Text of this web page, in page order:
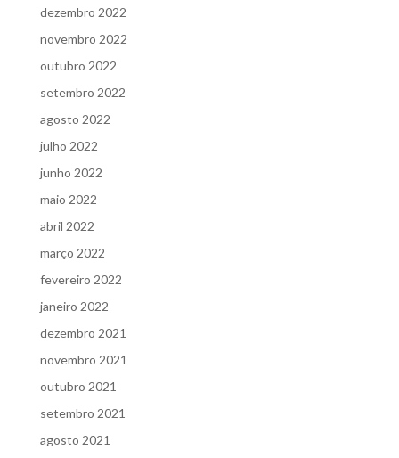
dezembro 2022
novembro 2022
outubro 2022
setembro 2022
agosto 2022
julho 2022
junho 2022
maio 2022
abril 2022
março 2022
fevereiro 2022
janeiro 2022
dezembro 2021
novembro 2021
outubro 2021
setembro 2021
agosto 2021